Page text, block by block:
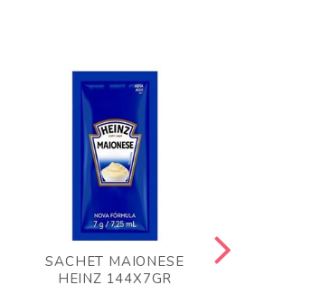
SACHET MAIONESE
HEINZ 144X7GR